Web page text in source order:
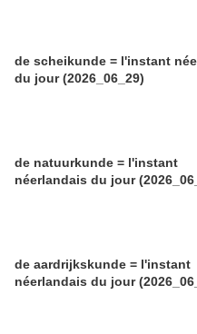
de scheikunde = l'instant
du jour (2026_06_29)
de natuurkunde = l'instant
néerlandais du jour
de aardrijkskunde = l'instant
néerlandais du jour